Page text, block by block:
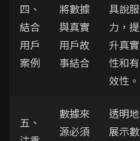
四、
結合
用戶
案例
將數據
與真實
用戶故
事結合
具說服
力，提
升真實
性和有
效性。
五、
數據來
源必須
透明地
展示數